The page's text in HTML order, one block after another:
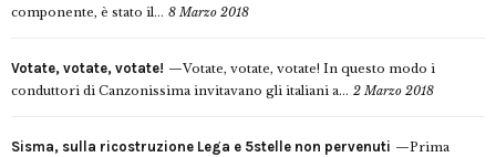
componente, è stato il... 8 Marzo 2018
Votate, votate, votate!
Votate, votate, votate! In questo modo i
conduttori di Canzonissima invitavano gli italiani a... 2 Marzo 2018
Sisma, sulla ricostruzione Lega e 5stelle non pervenuti
Prima